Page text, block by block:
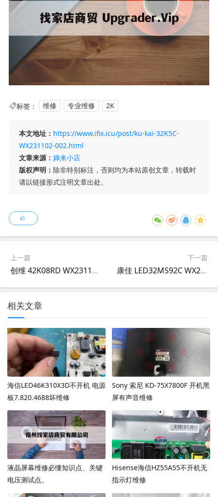
标签： 维修 专业维修 2K
本文地址： https://www.ifix.icu/post/ku-kai-32K5C-
WX231102-002.html
文章来源： 婵来小店
版权声明： 除非特别标注，否则均为本站原创文章，转载时
请以链接形式注明文章出处。
上一篇
创维 42K08RD WX231101-001
下一篇
康佳 LED32MS92C WX231102-003
相关文章
海信LED46K310X3D不开机 电源
板7.820.4688坏维修
Sony 索尼 KD-75X7800F 开机黑
屏有声音维修
液晶屏幕维修必懂知识点、关键
电压测试点。
Hisense海信HZ55A55不开机无
指示灯维修